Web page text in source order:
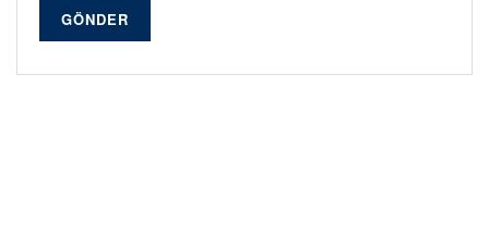
GÖNDER